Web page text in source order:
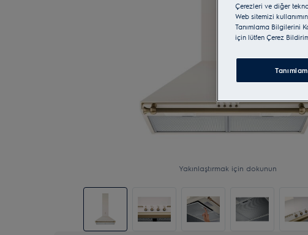
Yakınlaştırmak için dokunun
Çerezleri ve diğer
Web sitemizi
Tanımlama Bilgilerini
için lütfen Çerez